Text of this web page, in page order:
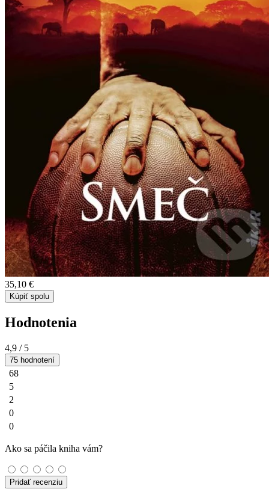
35,10 €
Kúpiť spolu
Hodnotenia
4,9 / 5
75 hodnotení
68
5
2
0
0
Ako sa páčila kniha vám?
Pridať recenziu